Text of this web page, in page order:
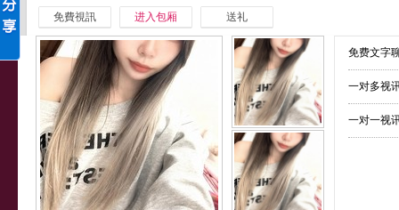
免費視訊 进入包厢 送礼
免费文字
一对多视
一对一视